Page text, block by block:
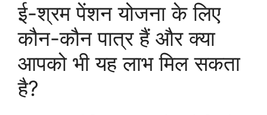
ई-श्रम पेंशन योजना के लिए
कौन-कौन पात्र हैं और क्या
आपको भी यह लाभ मिल सकता
है?